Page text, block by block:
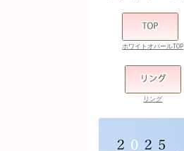
ホワイトオパールTOP
リング